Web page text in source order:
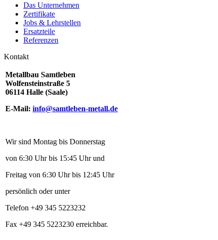
Das Unternehmen
Zertifikate
Jobs & Lehrstellen
Ersatzteile
Referenzen
Kontakt
Metallbau Samtleben
Wolfensteinstraße 5
06114 Halle (Saale)
E-Mail: info@samtleben-metall.de
Wir sind Montag bis Donnerstag
von 6:30 Uhr bis 15:45 Uhr und
Freitag von 6:30 Uhr bis 12:45 Uhr
persönlich oder unter
Telefon +49 345 5223232
Fax +49 345 5223230 erreichbar.